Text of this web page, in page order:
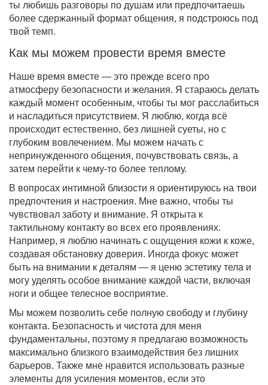
ты любишь разговоры по душам или предпочитаешь
более сдержанный формат общения, я подстроюсь под
твой темп.
Как мы можем провести время вместе
Наше время вместе — это прежде всего про
атмосферу безопасности и желания. Я стараюсь делать
каждый момент особенным, чтобы ты мог расслабиться
и насладиться присутствием. Я люблю, когда всё
происходит естественно, без лишней суеты, но с
глубоким вовлечением. Мы можем начать с
непринужденного общения, почувствовать связь, а
затем перейти к чему-то более теплому.
В вопросах интимной близости я ориентируюсь на твои
предпочтения и настроения. Мне важно, чтобы ты
чувствовал заботу и внимание. Я открыта к
тактильному контакту во всех его проявлениях.
Например, я люблю начинать с ощущения кожи к коже,
создавая обстановку доверия. Иногда фокус может
быть на внимании к деталям — я ценю эстетику тела и
могу уделять особое внимание каждой части, включая
ноги и общее телесное восприятие.
Мы можем позволить себе полную свободу и глубину
контакта. Безопасность и чистота для меня
фундаментальны, поэтому я предлагаю возможность
максимально близкого взаимодействия без лишних
барьеров. Также мне нравится использовать разные
элементы для усиления моментов, если это